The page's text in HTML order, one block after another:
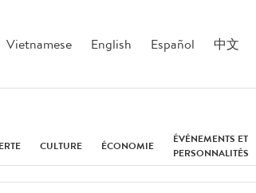
Vietnamese English Español 中文
CULTURE ÉCONOMIE
ÉVÉNEMENTS ET
PERSONNALITÉS